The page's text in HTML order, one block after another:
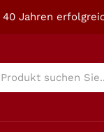
Jahren